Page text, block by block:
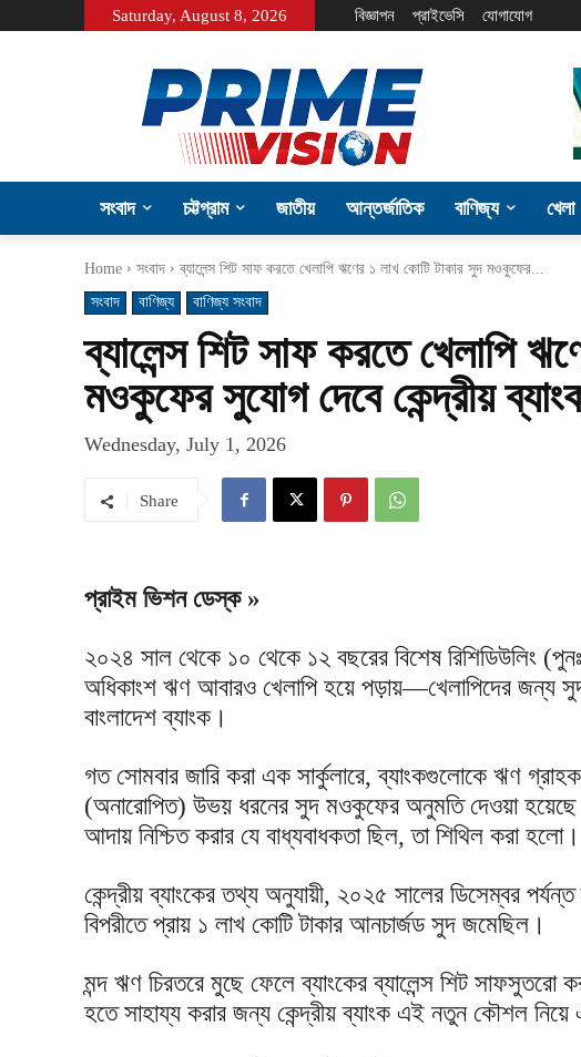
Saturday, August 8, 2026 বিজ্ঞাপন প্রাইভেসি যোগাযোগ
সংবাদ চট্টগ্রাম জাতীয় আন্তর্জাতিক বাণিজ্য খেলা
Home সংবাদ
ব্যালেন্স শিট সাফ করতে খেলাপি ঋণের ১ লাখ কোটি টাকার সুদ মওকুফের...
সংবাদ
বাণিজ্য বাণিজ্য সংবাদ
ব্যালেন্স শিট সাফ করতে খেলাপি
মওকুফের সুযোগ দেবে কেন্দ্রীয়
Wednesday, July 1, 2026
Share
প্রাইম ভিশন ডেস্ক »
২০২৪ সাল থেকে ১০ থেকে ১২ বছরের বিশেষ রিশিডিউলিং
অধিকাংশ ঋণ আবারও খেলাপি হয়ে পড়ায়—খেলাপিদের জন্য
বাংলাদেশ ব্যাংক।
গত সোমবার জারি করা এক সার্কুলারে, ব্যাংকগুলোকে ঋণ
(অনারোপিত) উভয় ধরনের সুদ মওকুফের অনুমতি দেওয়া
আদায় নিশ্চিত করার যে বাধ্যবাধকতা ছিল, তা শিথিল করা হলো।
কেন্দ্রীয় ব্যাংকের তথ্য অনুযায়ী, ২০২৫ সালের ডিসেম্বর
বিপরীতে প্রায় ১ লাখ কোটি টাকার আনচার্জড সুদ জমেছিল।
মন্দ ঋণ চিরতরে মুছে ফেলে ব্যাংকের ব্যালেন্স শিট সাফসুতরো
হতে সাহায্য করার জন্য কেন্দ্রীয় ব্যাংক এই নতুন কৌশল নিয়ে